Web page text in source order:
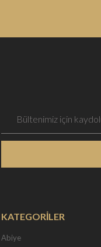
KATEGORİLER
Abiye